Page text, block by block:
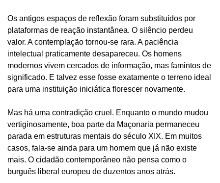
Os antigos espaços de reflexão foram substituídos por
plataformas de reação instantânea. O silêncio perdeu
valor. A contemplação tornou-se rara. A paciência
intelectual praticamente desapareceu. Os homens
modernos vivem cercados de informação, mas famintos de
significado. E talvez esse fosse exatamente o terreno ideal
para uma instituição iniciática florescer novamente.
Mas há uma contradição cruel. Enquanto o mundo mudou
vertiginosamente, boa parte da Maçonaria permaneceu
parada em estruturas mentais do século XIX. Em muitos
casos, fala-se ainda para um homem que já não existe
mais. O cidadão contemporâneo não pensa como o
burguês liberal europeu de duzentos anos atrás.